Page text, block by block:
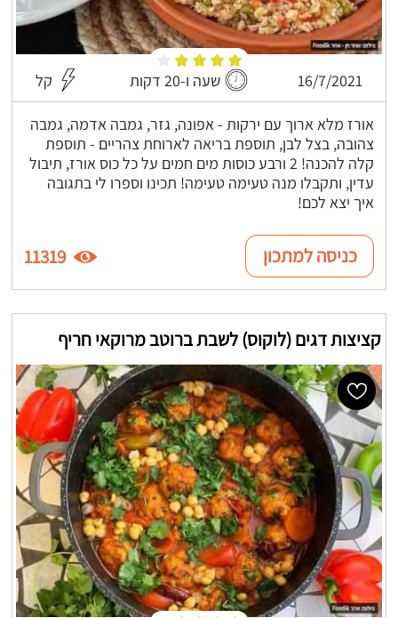
16/7/2021 שעה ו-20 דקות קל
אורז מלא ארוך עם ירקות - אפונה, גזר, גמבה אדמה, גמבה
צהובה, בצל לבן, תוספת בריאה לארוחת צהריים - תוספת
קלה להכנה! 2 ורבע כוסות מים חמים על כל כוס אורז, תיבול
עדין, ותקבלו מנה טעימה טעימה! תכינו וספרו לי בתגובה
איך יצא לכם!
כניסה למתכון 11319
קציצות דגים (לוקוס) לשבת ברוטב מרוקאי חריף